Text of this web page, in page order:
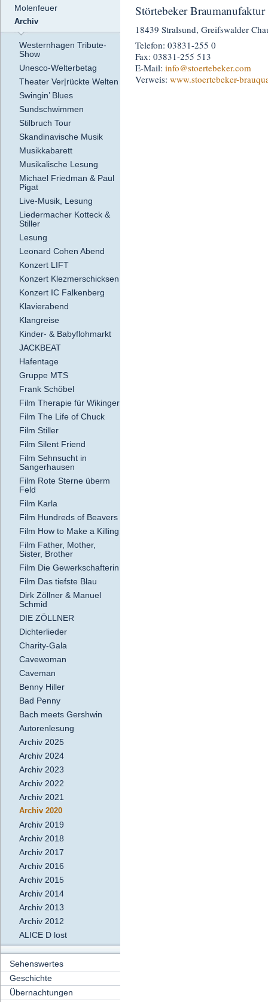
Molenfeuer
Archiv
Westernhagen Tribute-
Show
Unesco-Welterbetag
Theater Ver|rückte Welten
Swingin’ Blues
Sundschwimmen
Stilbruch Tour
Skandinavische Musik
Musikkabarett
Musikalische Lesung
Michael Friedman & Paul
Pigat
Live-Musik, Lesung
Liedermacher Kotteck &
Stiller
Lesung
Leonard Cohen Abend
Konzert LIFT
Konzert Klezmerschicksen
Konzert IC Falkenberg
Klavierabend
Klangreise
Kinder- & Babyflohmarkt
JACKBEAT
Hafentage
Gruppe MTS
Frank Schöbel
Film Therapie für Wikinger
Film The Life of Chuck
Film Stiller
Film Silent Friend
Film Sehnsucht in
Sangerhausen
Film Rote Sterne überm
Feld
Film Karla
Film Hundreds of Beavers
Film How to Make a Killing
Film Father, Mother,
Sister, Brother
Film Die Gewerkschafterin
Film Das tiefste Blau
Dirk Zöllner & Manuel
Schmid
DIE ZÖLLNER
Dichterlieder
Charity-Gala
Cavewoman
Caveman
Benny Hiller
Bad Penny
Bach meets Gershwin
Autorenlesung
Archiv 2025
Archiv 2024
Archiv 2023
Archiv 2022
Archiv 2021
Archiv 2020
Archiv 2019
Archiv 2018
Archiv 2017
Archiv 2016
Archiv 2015
Archiv 2014
Archiv 2013
Archiv 2012
ALICE D lost
Sehenswertes
Geschichte
Übernachtungen
Störtebeker Braumanufaktur
18439 Stralsund, Greifswalder
Telefon: 03831-255 0
Fax: 03831-255 513
E-Mail: info@stoertebeker.com
Verweis: www.stoertebeker-